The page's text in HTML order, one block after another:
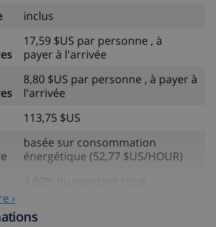
inclus
17,59 $US par personne , à
payer à l'arrivée
8,80 $US par personne , à payer à
l'arrivée
113,75 $US
basée sur consommation
énergétique (52,77 $US/HOUR)
›